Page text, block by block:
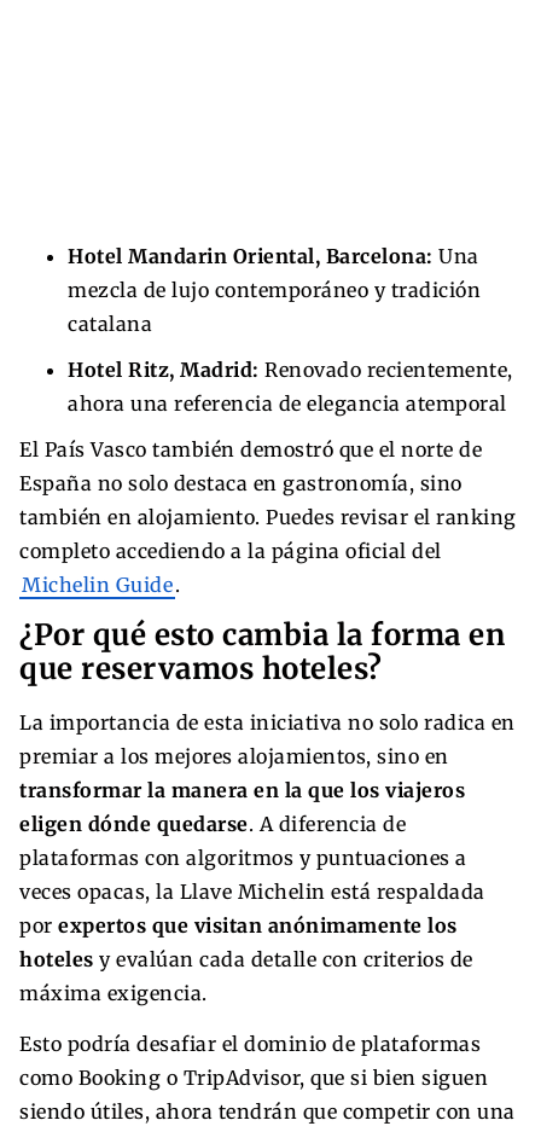
Hotel Mandarin Oriental, Barcelona: Una
mezcla de lujo contemporáneo y tradición
catalana
Hotel Ritz, Madrid: Renovado recientemente,
ahora una referencia de elegancia atemporal
El País Vasco también demostró que el norte de
España no solo destaca en gastronomía, sino
también en alojamiento. Puedes revisar el ranking
completo accediendo a la página oficial del
Michelin Guide.
¿Por qué esto cambia la forma en
que reservamos hoteles?
La importancia de esta iniciativa no solo radica en
premiar a los mejores alojamientos, sino en
transformar la manera en la que los viajeros
eligen dónde quedarse. A diferencia de
plataformas con algoritmos y puntuaciones a
veces opacas, la Llave Michelin está respaldada
por expertos que visitan anónimamente los
hoteles y evalúan cada detalle con criterios de
máxima exigencia.
Esto podría desafiar el dominio de plataformas
como Booking o TripAdvisor, que si bien siguen
siendo útiles, ahora tendrán que competir con una